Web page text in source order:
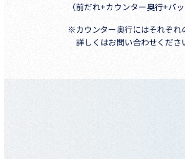
（前だれ+カウンター奥行+バ
※カウンター奥行にはそれぞれ
詳しくはお問い合わせくださ